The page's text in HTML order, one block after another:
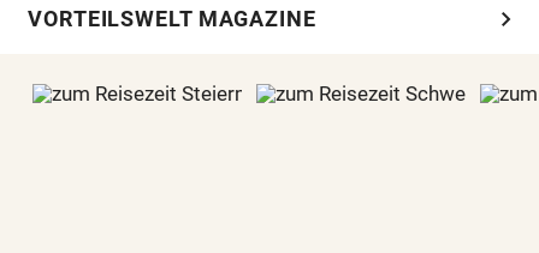
VORTEILSWELT MAGAZINE chevron_right